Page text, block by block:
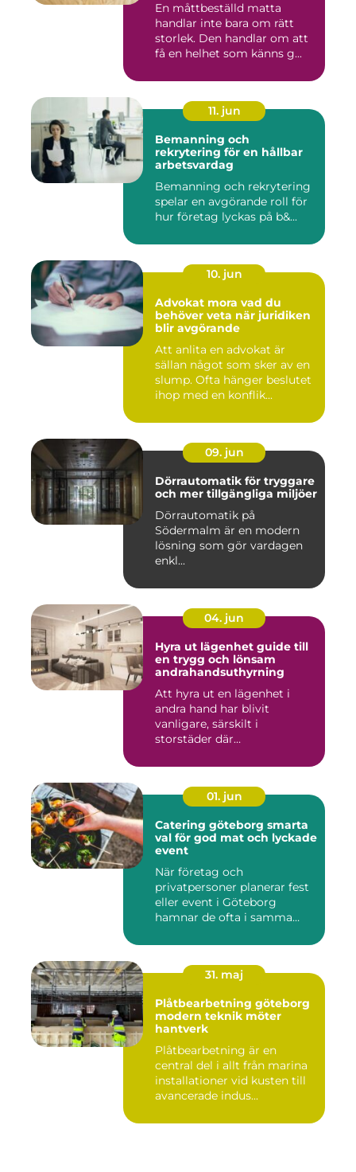
En måttbeställd matta
handlar inte bara om rätt
storlek. Den handlar om att
få en helhet som känns g...
11. jun
Bemanning och
rekrytering för en hållbar
arbetsvardag
Bemanning och rekrytering
spelar en avgörande roll för
hur företag lyckas på b&...
10. jun
Advokat mora vad du
behöver veta när juridiken
blir avgörande
Att anlita en advokat är
sällan något som sker av en
slump. Ofta hänger beslutet
ihop med en konflik...
09. jun
Dörrautomatik för tryggare
och mer tillgängliga miljöer
Dörrautomatik på
Södermalm är en modern
lösning som gör vardagen
enkl...
04. jun
Hyra ut lägenhet guide till
en trygg och lönsam
andrahandsuthyrning
Att hyra ut en lägenhet i
andra hand har blivit
vanligare, särskilt i
storstäder där
01. jun
Catering göteborg smarta
val för god mat och lyckade
event
När företag och
privatpersoner planerar fest
eller event i Göteborg
hamnar de ofta i samma
31. maj
Plåtbearbetning göteborg
modern teknik möter
hantverk
Plåtbearbetning är en
central del i allt från marina
installationer vid kusten till
avancerade indus...